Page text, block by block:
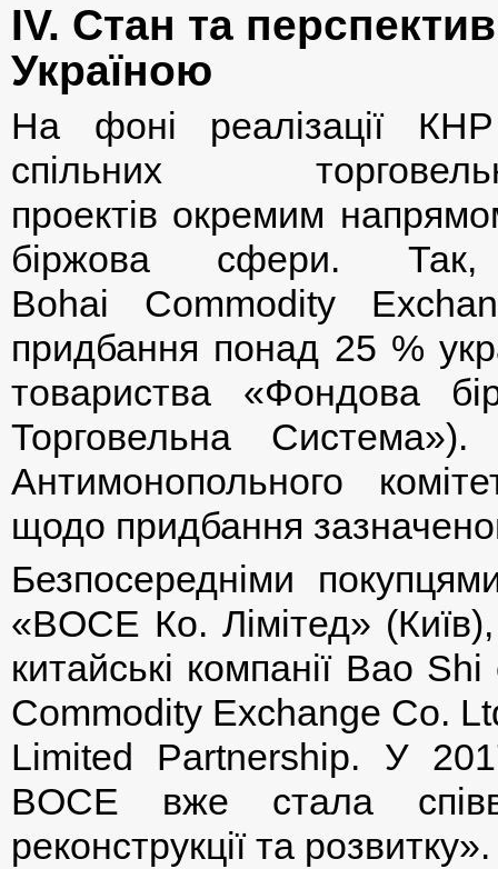
ІV. Стан та
Україною
На фоні реалізації
спільних
проектів окремим
біржова сфери.
Bohai Commodity
придбання понад 25 %
товариства «Фондова
Торговельна
Антимонопольного
щодо придбання
Безпосередніми
«BOCE Ко. Лімітед»
китайські компанії Bao
Commodity Exchange Co.
Limited Partnership. У
BOCE вже стала
реконструкції та розвитку».